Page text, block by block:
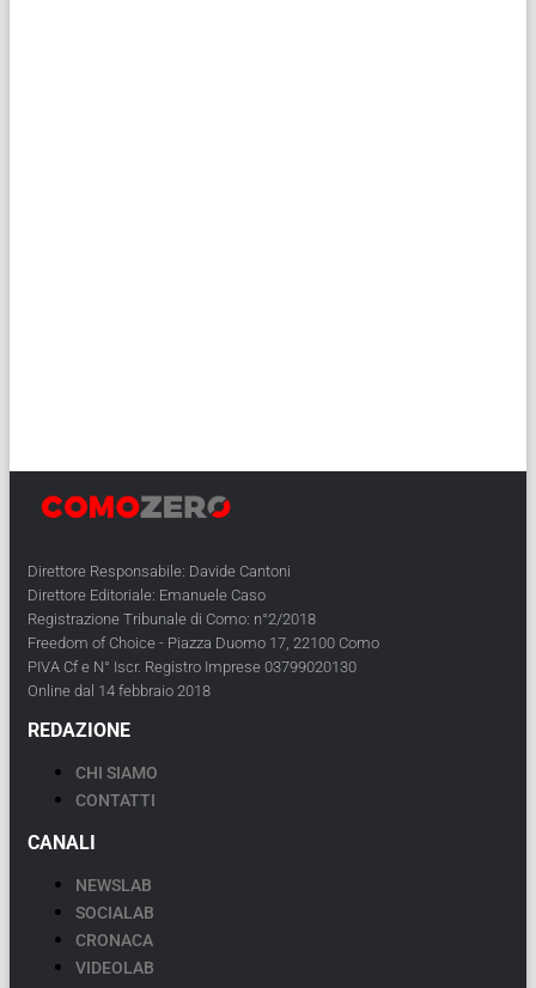
Direttore Responsabile: Davide Cantoni
Direttore Editoriale: Emanuele Caso
Registrazione Tribunale di Como: n°2/2018
Freedom of Choice - Piazza Duomo 17, 22100 Como
PIVA Cf e N° Iscr. Registro Imprese 03799020130
Online dal 14 febbraio 2018
REDAZIONE
CHI SIAMO
CONTATTI
CANALI
NEWSLAB
SOCIALAB
CRONACA
VIDEOLAB